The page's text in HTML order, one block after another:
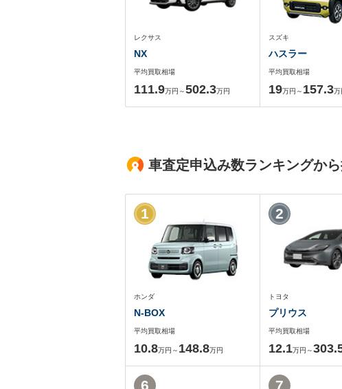
レクサス
NX
平均買取相場
111.9万円～502.3万円
スズキ
ハスラー
平均買取相場
19万円～ 157.3万
車査定申込み数ランキングか
ホンダ
N-BOX
平均買取相場
10.8万円～ 148.8万円
1
トヨタ
プリウス
平均買取相場
12.1万円～
2
6 7